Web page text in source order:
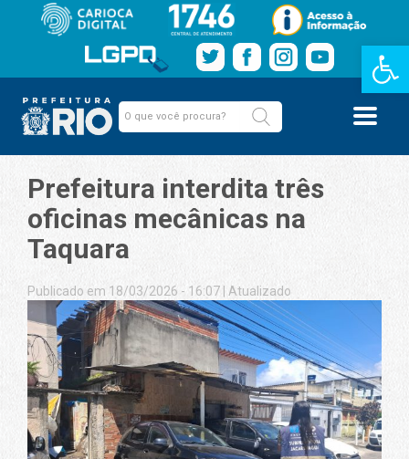
Barra de
Prefeitura interdita três
oficinas mecânicas na
Taquara
Publicado em 18/03/2026 - 16:07 Atualizado